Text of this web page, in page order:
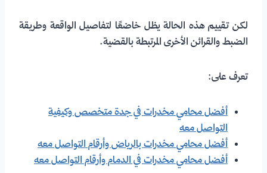
لكن تقييم هذه الحالة يظل خاضعًا لتفاصيل الواقعة وطريقة
الضبط والقرائن الأخرى المرتبطة بالقضية.
تعرف على:
أفضل محامي مخدرات في جدة متخصص وكيفية
التواصل معه
أفضل محامي مخدرات بالرياض وأرقام التواصل معه
أفضل محامي مخدرات في الدمام وأرقام التواصل معه